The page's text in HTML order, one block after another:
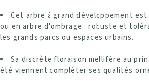
Cet arbre à grand développement
ou en arbre d'ombrage : robuste et
les grands parcs ou espaces urbains.
Sa discrète floraison mellifère au
été viennent compléter ses qualités